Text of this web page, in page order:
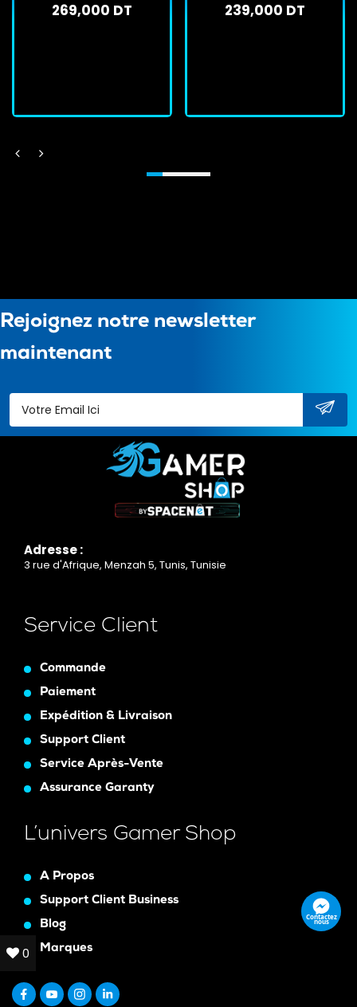
Noir
269,000 DT 239,000 DT
Rejoignez notre newsletter
maintenant
Adresse :
3 rue d'Afrique, Menzah 5, Tunis, Tunisie
Service Client
Commande
Paiement
Expédition & Livraison
Support Client
Service Après-Vente
Assurance Garanty
L’univers Gamer Shop
A Propos
Support Client Business
Blog
Marques
Contactez
nous
0
0